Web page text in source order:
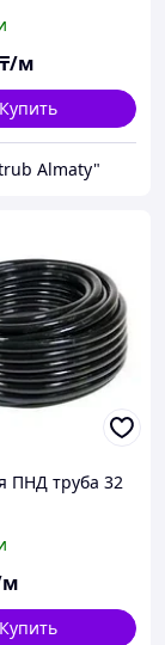
₸/м
Купить
Almaty"
ПНД труба 32
Купить